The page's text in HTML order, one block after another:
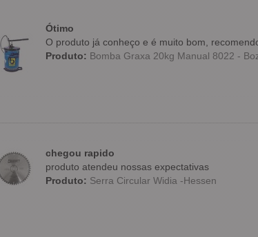
Ótimo
O produto já conheço e é muito bom,
Produto:Bomba Graxa 20kg Manual 8022 -
chegou rapido
produto atendeu nossas expectativas
Produto:Serra Circular Widia -Hessen